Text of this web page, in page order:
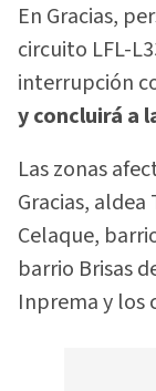
En Gracias,
circuito LFL-
interrupción
y concluirá a
Las zonas
Gracias,
Celaque,
barrio Brisas
Inprema y los